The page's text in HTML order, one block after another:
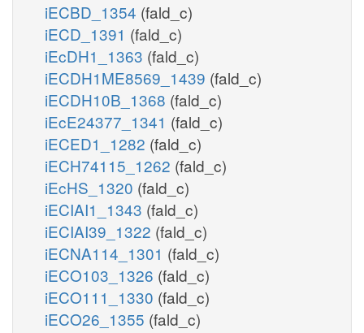
iECBD_1354 (fald_c)
iECD_1391 (fald_c)
iEcDH1_1363 (fald_c)
iECDH1ME8569_1439 (fald_c)
iECDH10B_1368 (fald_c)
iEcE24377_1341 (fald_c)
iECED1_1282 (fald_c)
iECH74115_1262 (fald_c)
iEcHS_1320 (fald_c)
iECIAI1_1343 (fald_c)
iECIAI39_1322 (fald_c)
iECNA114_1301 (fald_c)
iECO103_1326 (fald_c)
iECO111_1330 (fald_c)
iECO26_1355 (fald_c)